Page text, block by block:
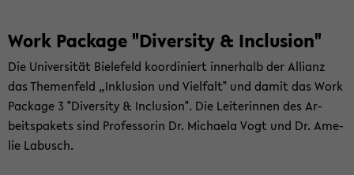
Work Packa­ge "Di­ver­si­ty & In­clu­si­on"
Die Uni­ver­si­tät Bie­le­feld ko­or­di­niert in­ner­halb der Al­li­anz
das The­men­feld „In­klu­si­on und Viel­falt" und damit das Work
Packa­ge 3 "Di­ver­si­ty & In­clu­si­on". Die Lei­te­rin­nen des Ar­
beits­pa­kets sind Pro­fes­so­rin Dr. Mi­chae­la Vogt und Dr. Ame­
lie La­busch.